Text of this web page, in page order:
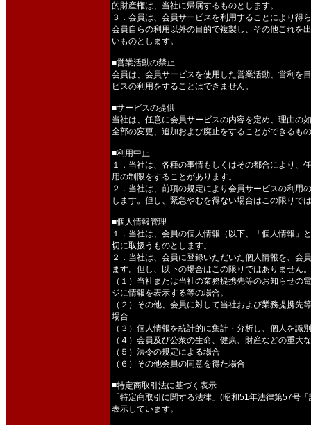
的財産権は、当社に帰属するものとします。
３．会員は、会員サービスを利用することにより得
会員自らの利用以外の目的で複製し、その他これを
いものとします。
■営業活動の禁止
会員は、会員サービスを使用した営業活動、営利を
ビスの利用をすることはできません。
■サービスの提供
当社は、任意に会員サービスの内容を定め、理由の
全部の変更、追加および廃止をすることができるも
■利用中止
１．当社は、各種の事情もしくはその都合により、
用の制限をすることがあります。
２．当社は、前項の規定により会員サービスの利用
します。但し、緊急やむを得ない場合はこの限りで
■個人情報管理
１．当社は、会員の個人情報（以下、「個人情報」
切に取扱うものとします。
２．当社は、会員に登録いただいた個人情報を、会
ます。但し、以下の場合はこの限りではありません。
（１）当社または当社の業務提携先等のお知らせ
ジに情報を表示する等の場合。
（２）その他、会員に対して当社および業務提携
場合
（３）個人情報を統計的に集計・分析し、個人を
（４）会員及び公衆の生命、健康、財産などの重大
（５）法令の規定による場合
（６）その他会員の同意を得た場合
■特定商取引法に基づく表示
「特定商取引に関する法律」(昭和51年法律第57号
表示しています。